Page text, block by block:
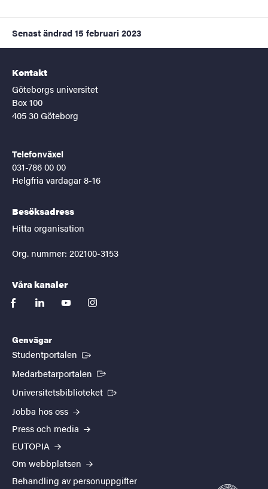
Senast ändrad 15 februari 2023
Kontakt
Göteborgs universitet
Box 100
405 30 Göteborg
Telefonväxel
031-786 00 00
Helgfria vardagar 8-16
Besöksadress
Hitta organisation
Org. nummer: 202100-3153
Våra kanaler
facebooklinkedinyoutubeinstagram
Genvägar
Studentportalen (Extern länk)
Medarbetarportalen (Extern länk)
Universitetsbiblioteket (Extern länk)
Jobba hos oss
Press och media
EUTOPIA
Om webbplatsen
Behandling av personuppgifter